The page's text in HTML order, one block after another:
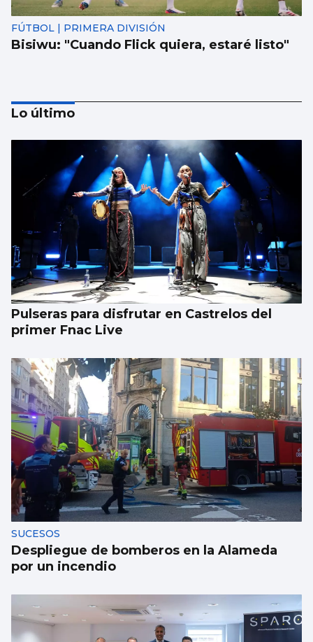
FÚTBOL | PRIMERA DIVISIÓN
Bisiwu: "Cuando Flick quiera, estaré listo"
NATACIÓN ARTÍSTICA
Iris Tió consigue la medalla de oro en solo
técnico del Europeo de París
Lo último
Pulseras para disfrutar en Castrelos del
primer Fnac Live
SUCESOS
Despliegue de bomberos en la Alameda
por un incendio